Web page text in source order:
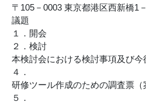
〒105－0003 東京都港区西新橋1
議題
１．開会
２．検討
本検討会における検討事項及び
４．
研修ツール作成のための調査票（
５．